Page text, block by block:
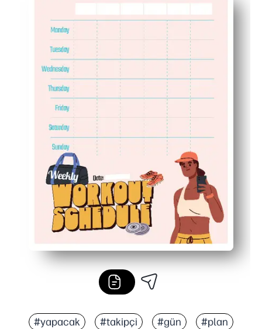
Dahil edilen zaman etiketleriyle dakikaları hızlı bir
Tüm haftanızı bir bakışta görüyorsunuz - boşlukları
Herkesi yolunda tutarsınız - aileler veya sınıflar için
#yapacak #takipçi #gün #plan